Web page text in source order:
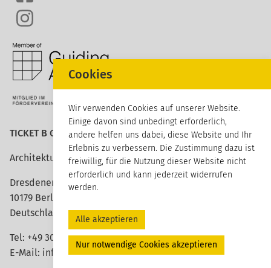
TICKET B GmbH
Architektur erleben
Dresdener Straße 113
10179 Berlin
Deutschland
Tel: +49 30 420 26 96 20
E-Mail: info@ticket-b.de
Cookies
Wir verwenden Cookies auf unserer Website.
Einige davon sind unbedingt erforderlich,
andere helfen uns dabei, diese Website und Ihr
Erlebnis zu verbessern. Die Zustimmung dazu ist
freiwillig, für die Nutzung dieser Website nicht
erforderlich und kann jederzeit widerrufen
werden.
Alle akzeptieren
Nur notwendige Cookies akzeptieren